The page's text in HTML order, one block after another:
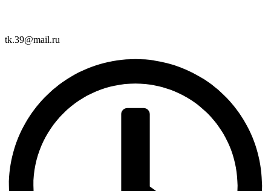
tk.39@mail.ru